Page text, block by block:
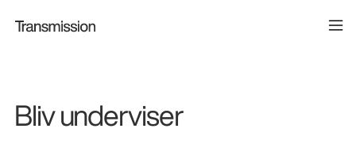
Bliv underviser